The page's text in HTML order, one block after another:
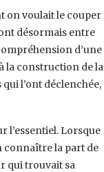
‎on voulait le couper
désormais entre
d’une
la construction de ‎la
l’ont déclenchée,
l’essentiel. Lorsque
connaître la part de
qui trouvait sa